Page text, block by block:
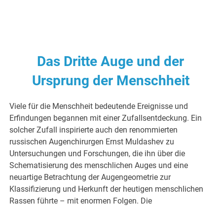
Das Dritte Auge und der
Ursprung der Menschheit
Viele für die Menschheit bedeutende Ereignisse und
Erfindungen begannen mit einer Zufallsentdeckung. Ein
solcher Zufall inspirierte auch den renommierten
russischen Augenchirurgen Ernst Muldashev zu
Untersuchungen und Forschungen, die ihn über die
Schematisierung des menschlichen Auges und eine
neuartige Betrachtung der Augengeometrie zur
Klassifizierung und Herkunft der heutigen menschlichen
Rassen führte – mit enormen Folgen. Die